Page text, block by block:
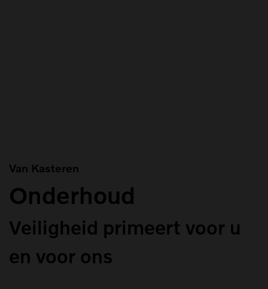
Van Kasteren
Onderhoud
Veiligheid primeert voor u
en voor ons